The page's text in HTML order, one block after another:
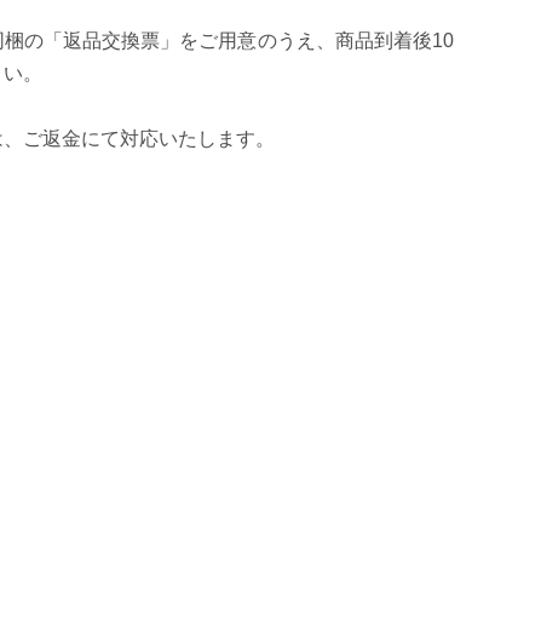
の「返品交換票」をご用意のうえ、商品到着後10
。
ご返金にて対応いたします。